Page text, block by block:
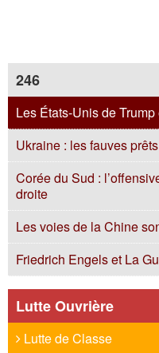
246
Les États-Unis de
Ukraine : les fauves
Corée du Sud :
droite
Les voies de la Chine
Friedrich Engels et La
Lutte Ouvrière
Lutte de Classe